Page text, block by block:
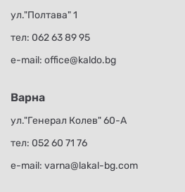
ул."Полтава" 1
тел: 062 63 89 95
е-mail: office@kaldo.bg
Варна
ул."Генерал Колев" 60-А
тел: 052 60 71 76
е-mail: varna@lakal-bg.com